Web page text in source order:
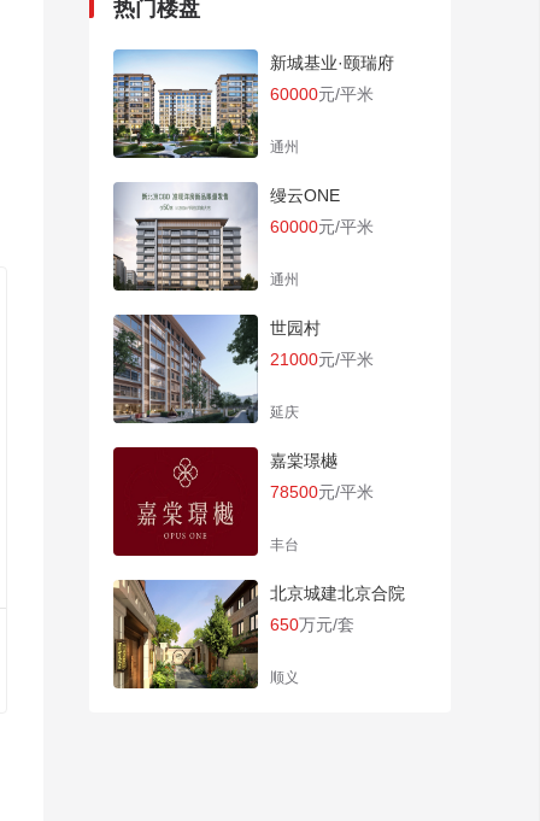
热门楼盘
新城基业·颐瑞府
60000元/平米
通州
缦云ONE
60000元/平米
通州
世园村
21000元/平米
延庆
嘉棠璟樾
78500元/平米
丰台
北京城建北京合院
650万元/套
顺义